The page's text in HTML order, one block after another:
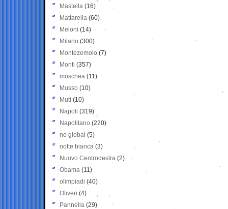
Mastella (16)
Mattarella (60)
Meloni (14)
Milano (300)
Montezemolo (7)
Monti (357)
moschea (11)
Musso (10)
Muti (10)
Napoli (319)
Napolitano (220)
no global (5)
notte bianca (3)
Nuovo Centrodestra (2)
Obama (11)
olimpiadi (40)
Oliveri (4)
Pannella (29)